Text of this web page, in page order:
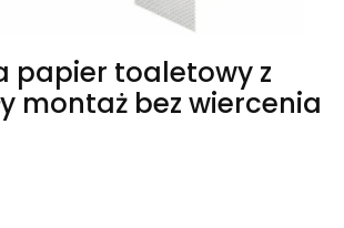
papier toaletowy z
montaż bez wiercenia